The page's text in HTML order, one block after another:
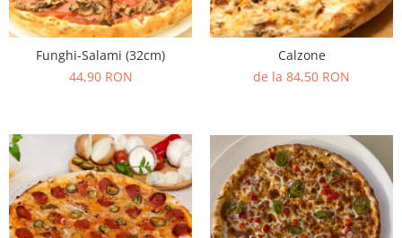
Funghi-Salami (32cm)
44,90 RON
Calzone
de la 84,50 RON